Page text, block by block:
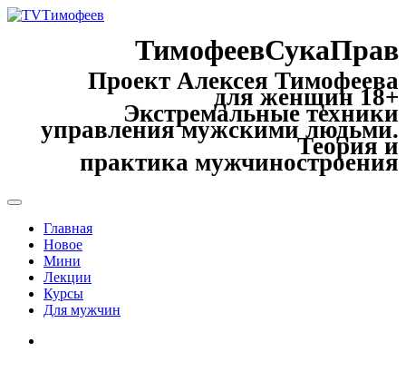
ТимофеевСукаПрав
Проект Алексея Тимофеева
для женщин 18+
Экстремальные техники
управления мужскими людьми.
Теория и
практика мужчиностроения
Главная
Новое
Мини
Лекции
Курсы
Для мужчин